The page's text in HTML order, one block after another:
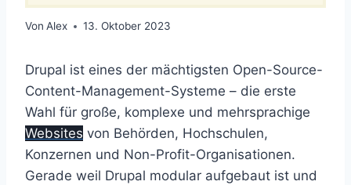
Von Alex 13. Oktober 2023
Drupal ist eines der mächtigsten Open-Source-
Content-Management-Systeme – die erste
Wahl für große, komplexe und mehrsprachige
Websites von Behörden, Hochschulen,
Konzernen und Non-Profit-Organisationen.
Gerade weil Drupal modular aufgebaut ist und